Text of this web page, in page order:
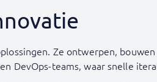
Ze ontwerpen,
DevOps-teams, waar snelle